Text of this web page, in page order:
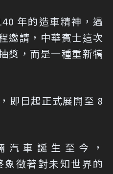
年的造車精神，遇
邀請，中華賓士這次
獎，而是一種重新犒
即日起正式展開至 8
汽車誕生至今，
象徵著對未知世界的